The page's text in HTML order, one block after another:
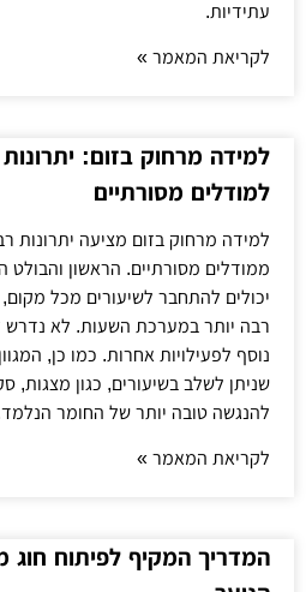
עתידיות.
לקריאת המאמר »
למידה מרחוק בזום:
למודלים מסורתיים
למידה מרחוק בזום מציעה יתרונות
ממודלים מסורתיים. הראשון והבולט
יכולים להתחבר לשיעורים מכל
רבה יותר במערכת השעות. לא נדרש
נוסף לפעילויות אחרות. כמו כן,
שניתן לשלב בשיעורים, כגון מצגות,
להנגשה טובה יותר של החומר
לקריאת המאמר »
המדריך המקיף לפיתוח חוג